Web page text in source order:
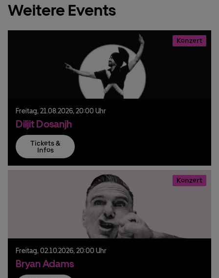
Weitere Events
Konzert
Freitag, 21.08.2026, 20:00 Uhr
Diljit Dosanjh
Tickets &
Infos
Konzert
Freitag, 02.10.2026, 20:00 Uhr
Bryan Adams